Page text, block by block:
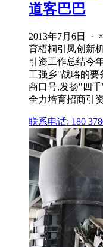
道客巴巴
2013年7月6日 ·
育梧桐引凤创新
引资工作总结今
工强乡"战略的要
商口号,发扬"四
全力培育招商引
联系电话: 180